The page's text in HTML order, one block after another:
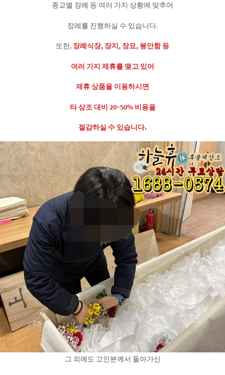
종교별 장례 등 여러 가지 상황에 맞추어
장례를 진행하실 수 있습니다.
또한, 장례식장, 장지, 장묘, 봉안함 등
여러 가지 제휴를 맺고 있어
제휴 상품을 이용하시면
타 상조 대비 20~50% 비용을
절감하실 수 있습니다.
그 외에도 고인분께서 돌아가신